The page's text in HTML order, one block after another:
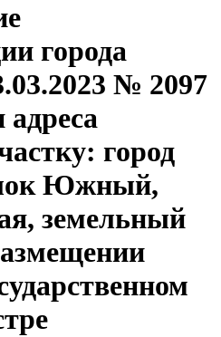
города
№ 2097
город
Южный,
земельный